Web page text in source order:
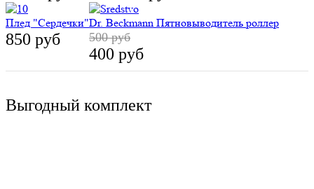
Плед "Сердечки"
850 руб
Dr. Beckmann Пятновыводитель роллер
500 руб
400 руб
Выгодный комплект